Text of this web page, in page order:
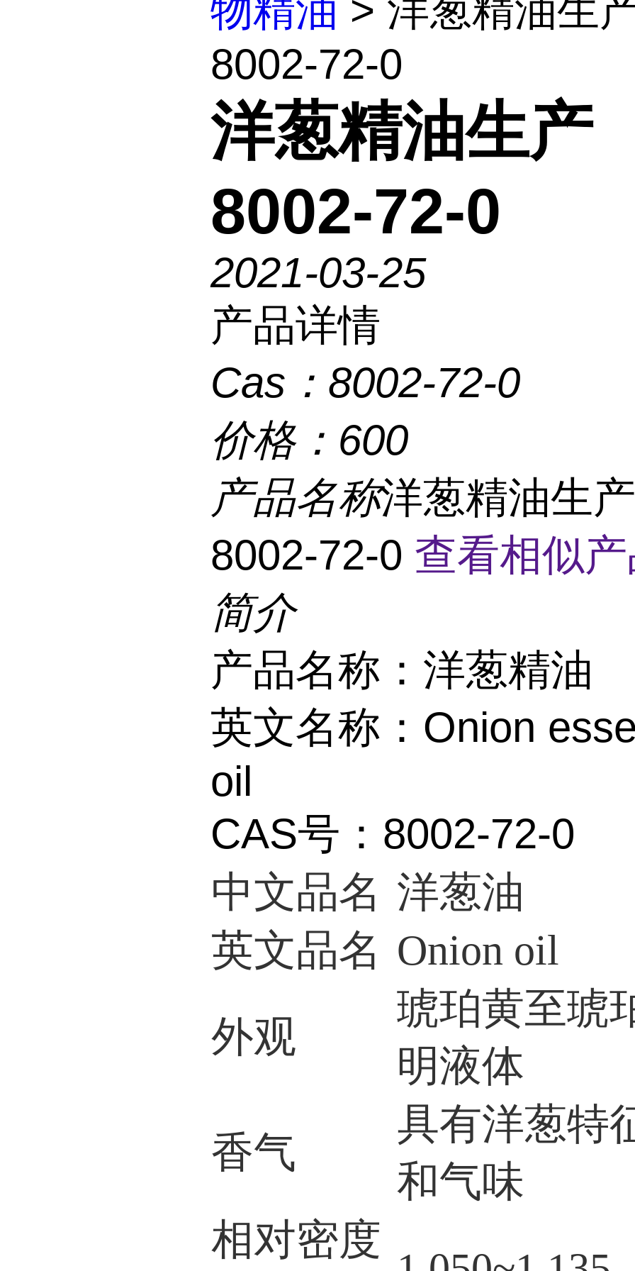
物精油 > 洋葱精油生
8002-72-0
洋葱精油生产
8002-72-0
2021-03-25
产品详情
Cas： 8002-72-0
价格： 600
产品名称洋葱精油生产
8002-72-0 查看相似
简介
产品名称：洋葱精油
英文名称：Onion
oil
CAS号：8002-72-0
中文品名 洋葱油
英文品名 Onion oil
外观
琥珀黄至琥
明液体
香气
具有洋葱特
和气味
相对密度